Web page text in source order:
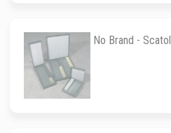
No Brand -